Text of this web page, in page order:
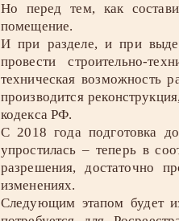
Но перед тем, как
помещение.
И при разделе, и при
провести строительно-
техническая возможность
производится
кодекса РФ.
С 2018 года подготовка
упростилась – теперь в
разрешения, достаточно
изменениях.
Следующим этапом будет